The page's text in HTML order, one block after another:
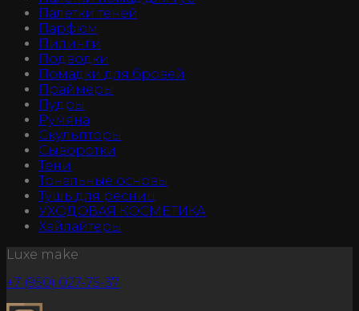
Палетки теней
Парфюм
Пилинги
Подводки
Помадки для бровей
Праймеры
Пудры
Румяна
Скульпторы
Сыворотки
Тени
Тональные основы
Тушь для ресниц
УХОДОВАЯ КОСМЕТИКА
Хайлайтеры
Luxe make
+7 (950) 027-75-37